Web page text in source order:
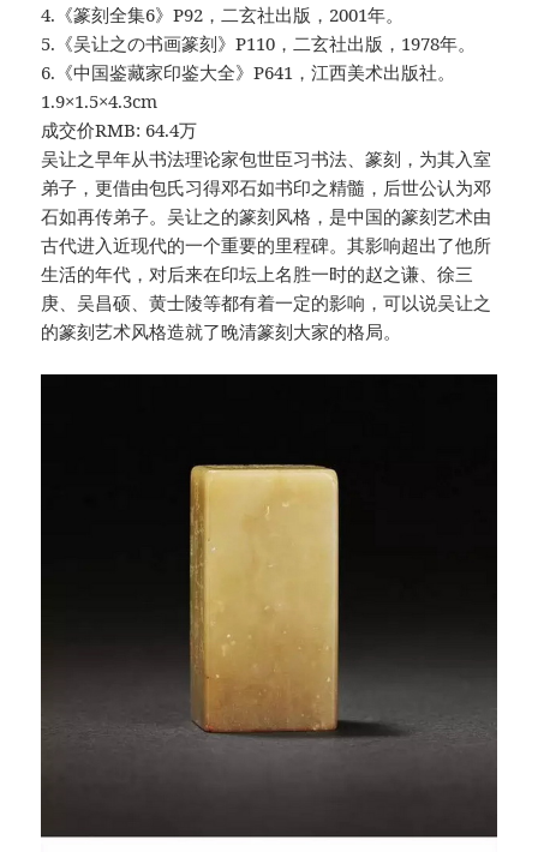
4.《篆刻全集6》P92，二玄社出版，2001年。
5.《吴让之の书画篆刻》P110，二玄社出版，1978年。
6.《中国鉴藏家印鉴大全》P641，江西美术出版社。
1.9×1.5×4.3cm
成交价RMB: 64.4万
吴让之早年从书法理论家包世臣习书法、篆刻，为其入室
弟子，更借由包氏习得邓石如书印之精髓，后世公认为邓
石如再传弟子。吴让之的篆刻风格，是中国的篆刻艺术由
古代进入近现代的一个重要的里程碑。其影响超出了他所
生活的年代，对后来在印坛上名胜一时的赵之谦、徐三
庚、吴昌硕、黄士陵等都有着一定的影响，可以说吴让之
的篆刻艺术风格造就了晚清篆刻大家的格局。